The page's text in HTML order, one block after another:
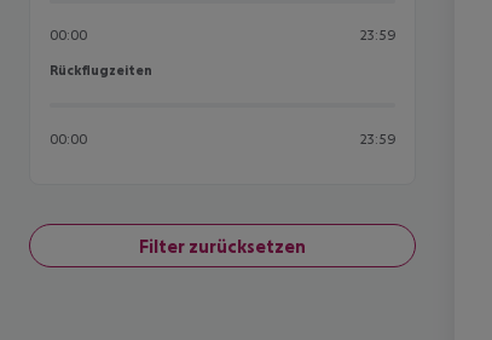
00:00 23:59
Rückflugzeiten
Rückflugzeiten
00:00 23:59
Filter zurücksetzen